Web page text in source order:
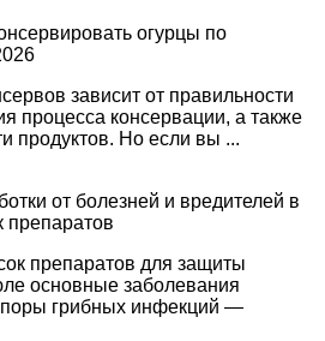
огурцы по
зависит от правильности
процесса консервации, а также
продуктов. Но если вы ...
от болезней и вредителей в
препаратов
препаратов для защиты
основные заболевания
грибных инфекций —